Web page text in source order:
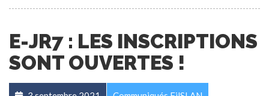
E-JR7 : LES INSCRIPTIONS
SONT OUVERTES !